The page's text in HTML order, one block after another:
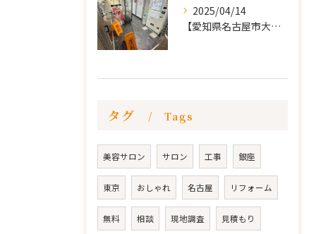
2025/04/14
【愛知県名古屋市大須 カードショップ屋のリノベーション
タグ Tags
美容サロン サロン 工事 銀座
東京 おしゃれ 名古屋 リフォーム
無料 相談 現地調査 見積もり